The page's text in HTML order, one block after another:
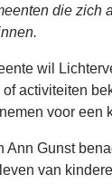
die zich
wil
activiteiten
voor een
Ann Gunst
van